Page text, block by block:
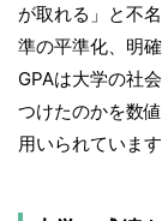
が取れる」と不
準の平準化、明
GPAは大学の社
つけたのかを数
用いられています